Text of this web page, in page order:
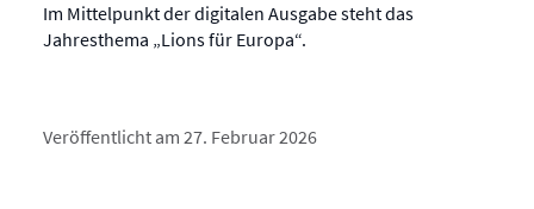
Im Mittelpunkt der digitalen Ausgabe steht das
Jahresthema „Lions für Europa“.
Veröffentlicht am 27. Februar 2026